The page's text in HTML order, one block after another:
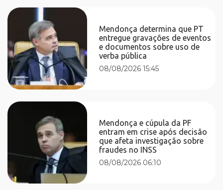
Mendonça determina que PT
entregue gravações de eventos
e documentos sobre uso de
verba pública
08/08/2026 15:45
Mendonça e cúpula da PF
entram em crise após decisão
que afeta investigação sobre
fraudes no INSS
08/08/2026 06:10